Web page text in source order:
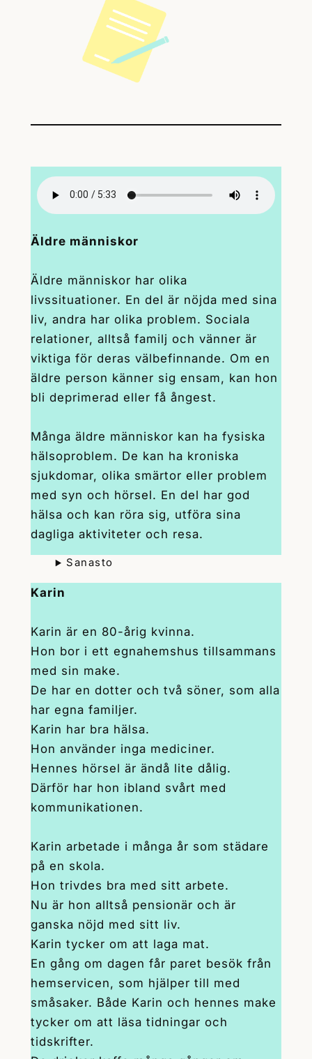
Äldre människor
Äldre människor har olika
livssituationer. En del är nöjda med sina
liv, andra har olika problem. Sociala
relationer, alltså familj och vänner är
viktiga för deras välbefinnande. Om en
äldre person känner sig ensam, kan hon
bli deprimerad eller få ångest.
Många äldre människor kan ha fysiska
hälsoproblem. De kan ha kroniska
sjukdomar, olika smärtor eller problem
med syn och hörsel. En del har god
hälsa och kan röra sig, utföra sina
dagliga aktiviteter och resa.
Sanasto
Karin
Karin är en 80-årig kvinna.
Hon bor i ett egnahemshus tillsammans
med sin make.
De har en dotter och två söner, som alla
har egna familjer.
Karin har bra hälsa.
Hon använder inga mediciner.
Hennes hörsel är ändå lite dålig.
Därför har hon ibland svårt med
kommunikationen.
Karin arbetade i många år som städare
på en skola.
Hon trivdes bra med sitt arbete.
Nu är hon alltså pensionär och är
ganska nöjd med sitt liv.
Karin tycker om att laga mat.
En gång om dagen får paret besök från
hemservicen, som hjälper till med
småsaker. Både Karin och hennes make
tycker om att läsa tidningar och
tidskrifter.